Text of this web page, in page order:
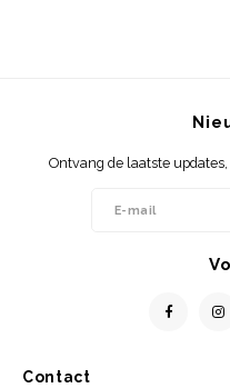
Contact
Ontvang de laatste